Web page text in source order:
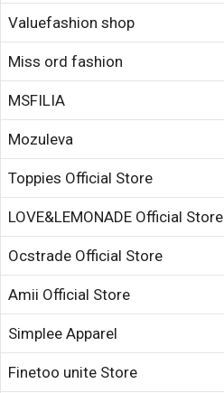
Valuefashion shop
Miss ord fashion
MSFILIA
Mozuleva
Toppies Official Store
LOVE&LEMONADE Official Store
Ocstrade Official Store
Amii Official Store
Simplee Apparel
Finetoo unite Store